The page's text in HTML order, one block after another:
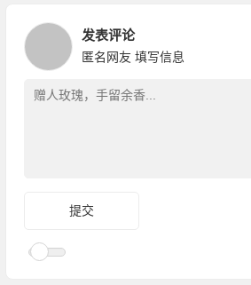
发表评论
匿名网友 填写信息